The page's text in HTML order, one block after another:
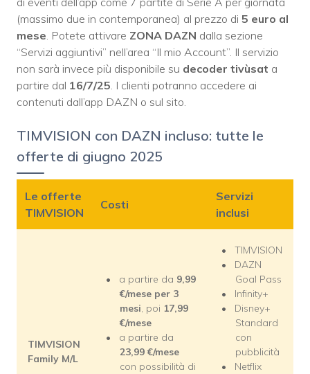
(massimo due in contemporanea) al prezzo di 5 euro al
mese. Potete attivare ZONA DAZN dalla sezione
“Servizi aggiuntivi” nell’area “Il mio Account”. Il servizio
non sarà invece più disponibile su decoder tivùsat a
partire dal 16/7/25. I clienti potranno accedere ai
contenuti dall’app DAZN o sul sito.
TIMVISION con DAZN incluso: tutte le
offerte di giugno 2025
Le offerte
TIMVISION
Costi
Servizi
inclusi
TIMVISION
Family M/L
a partire da 9,99
€/mese per 3
mesi, poi 17,99
€/mese
a partire da
23,99 €/mese
con possibilità di
TIMVISION
DAZN
Goal Pass
Infinity+
Disney+
Standard
con
pubblicità
Netflix